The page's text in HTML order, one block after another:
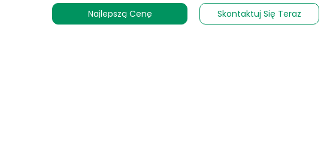
Najlepszą Cenę Skontaktuj Się Teraz